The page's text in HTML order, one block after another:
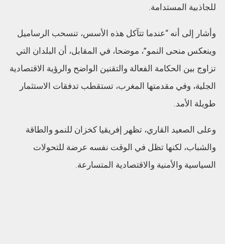
للجاذبية المستدامة.
وأشار إلى أنه “عندما تتآكل هذه الأسس، تنسحب الرساميل
وينعكس منحى النمو”، موضحا، في المقابل، أن البلدان التي
تزاوج بين الحكامة الفعالة والتقنين الواضح والرؤية الاقتصادية
الجلية، وفي مقدمتها المغرب، تستقطب تدفقات الاستثمار
طويلة الأمد.
وعلى الصعيد القاري، تظهر إفريقيا كخزان للنمو والطاقة
والشباب، لكنها تظل في الوقت نفسه عرضة للتحولات
السياسية والأمنية والاقتصادية المتسارعة.